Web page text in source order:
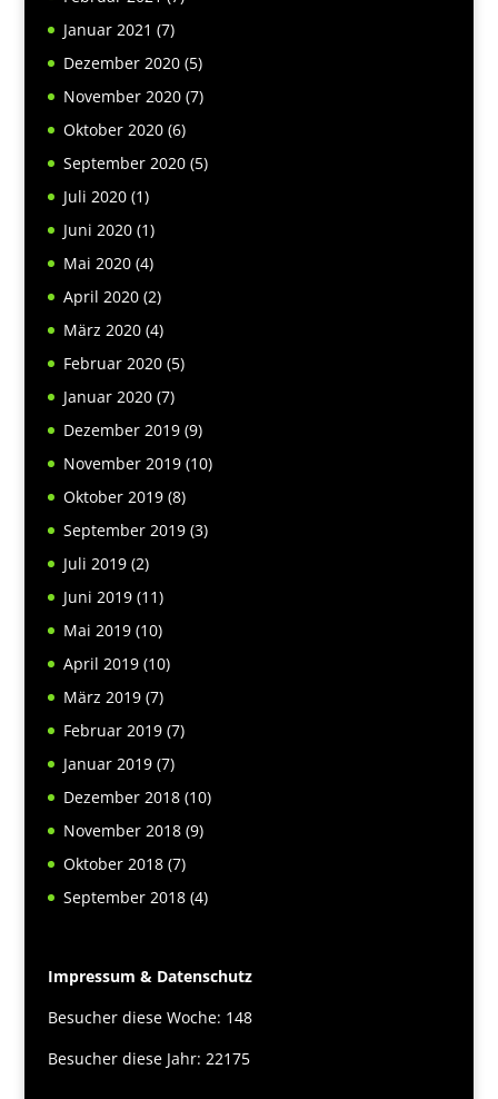
Januar 2021 (7)
Dezember 2020(5)
November 2020(7)
Oktober 2020(6)
September 2020(5)
Juli 2020(1)
Juni 2020(1)
Mai 2020(4)
April 2020(2)
März 2020(4)
Februar 2020(5)
Januar 2020(7)
Dezember 2019(9)
November 2019(10)
Oktober 2019(8)
September 2019(3)
Juli 2019(2)
Juni 2019(11)
Mai 2019(10)
April 2019(10)
März 2019(7)
Februar 2019(7)
Januar 2019(7)
Dezember 2018(10)
November 2018(9)
Oktober 2018(7)
September 2018(4)
Impressum & Datenschutz
Besucher diese Woche: 148
Besucher diese Jahr: 22175